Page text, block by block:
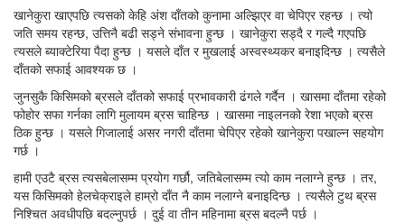
खानेकुरा खाएपछि त्यसको केहि अंश दाँतको कुनामा अल्झिएर वा चेपिएर रहन्छ । त्यो
जति समय रहन्छ, उत्तिनै बढी सड्ने संभावना हुन्छ । खानेकुरा सड्दै र गल्दै गएपछि
त्यसले ब्याक्टेरिया पैदा हुन्छ । यसले दाँत र मुखलाई अस्वस्थ्यकर बनाइदिन्छ । त्यसैले
दाँतको सफाई आवश्यक छ ।
जुनसुकै किसिमको ब्रसले दाँतको सफाई प्रभावकारी ढंगले गर्दैन । खासमा दाँतमा रहेको
फोहोर सफा गर्नका लागि मुलायम ब्रस चाहिन्छ । खासमा नाइलनको रेशा भएको ब्रस
ठिक हुन्छ । यसले गिजालाई असर नगरी दाँतमा चेपिएर रहेको खानेकुरा पखाल्न सहयोग
गर्छ ।
हामी एउटै ब्रस त्यसबेलासम्म प्रयोग गर्छौ, जतिबेलासम्म त्यो काम नलाग्ने हुन्छ । तर,
यस किसिमको हेलचेक्राइले हाम्रो दाँत नै काम नलाग्ने बनाइदिन्छ । त्यसैले टुथ ब्रस
निश्चित अवधीपछि बदल्नुपर्छ । दुई वा तीन महिनामा ब्रस बदल्नै पर्छ ।